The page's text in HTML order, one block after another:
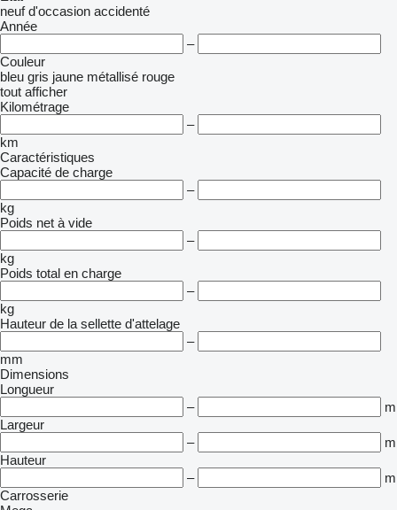
neuf d'occasion accidenté
Année
–
Couleur
bleu gris jaune métallisé rouge
tout afficher
Kilométrage
–
km
Caractéristiques
Capacité de charge
–
kg
Poids net à vide
–
kg
Poids total en charge
–
kg
Hauteur de la sellette d'attelage
–
mm
Dimensions
Longueur
–
m
Largeur
–
m
Hauteur
–
m
Carrosserie